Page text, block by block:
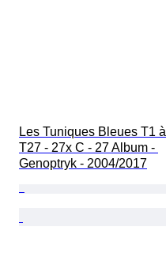
Les Tuniques Bleues T1 à
T27 - 27x C - 27 Album -
Genoptryk - 2004/2017